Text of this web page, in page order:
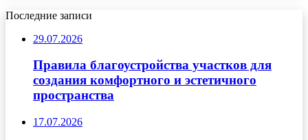
Последние записи
29.07.2026
Правила благоустройства участков для
создания комфортного и эстетичного
пространства
17.07.2026